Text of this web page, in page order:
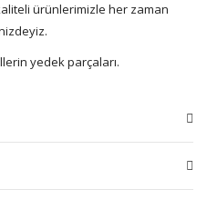
ürünlerimizle her zaman
yedek parçaları.